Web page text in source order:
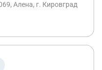
Алена, г. Кировград